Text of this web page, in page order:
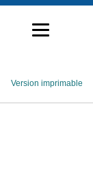
Version imprimable